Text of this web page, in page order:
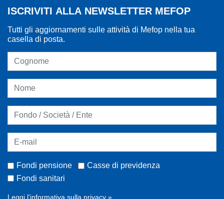
ISCRIVITI ALLA NEWSLETTER MEFOP
Tutti gli aggiornamenti sulle attività di Mefop nella tua
casella di posta.
Fondi pensione
Casse di previdenza
Fondi sanitari
Leggi l'informativa sulla privacy »